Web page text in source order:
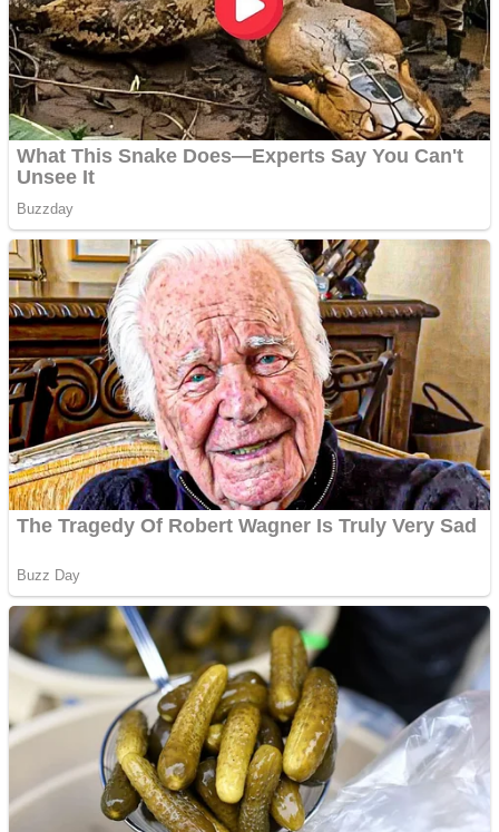
Creez aplicatie
ANDROID pentru siteul
tau
Anuntul tau apare in mai
multe ziare online
Apartamente 2 camere
Aplică acum pentru toate
tipurile de împrumuturi
și obține bani urgent!
Curatare canapele
Bucuresti. Curatare
profesionala